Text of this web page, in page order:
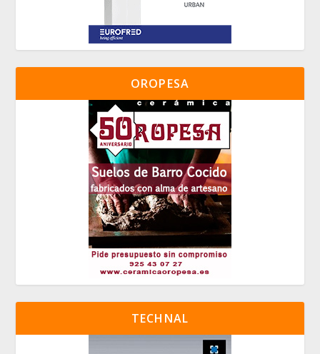
OROPESA
TECHNAL